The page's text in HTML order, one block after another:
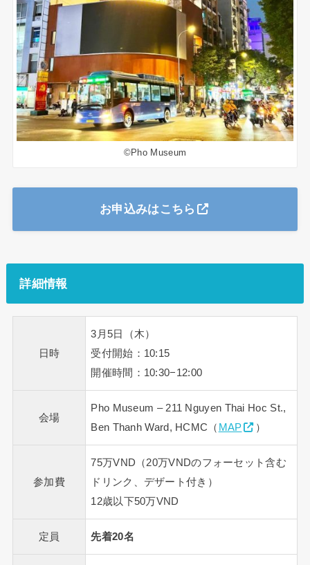
©Pho Museum
お申込みはこちら
詳細情報
日時
3月5日（木）
受付開始：10:15
開催時間：10:30−12:00
会場
Pho Museum – 211 Nguyen Thai Hoc St.,
Ben Thanh Ward, HCMC（ MAP ）
参加費
75万VND（20万VNDのフォーセット含む
ドリンク、デザート付き）
12歳以下50万VND
定員 先着20名